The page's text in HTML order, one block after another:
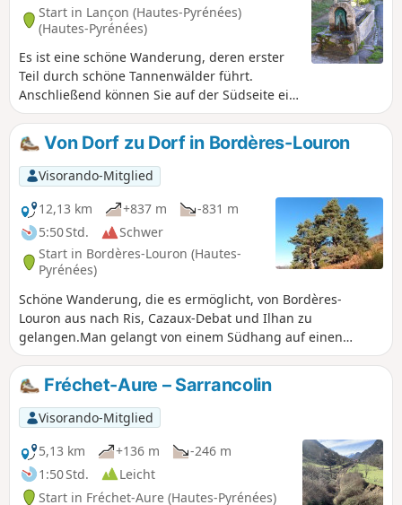
Start in Lançon (Hautes-Pyrénées)
(Hautes-Pyrénées)
Es ist eine schöne Wanderung, deren erster
Teil durch schöne Tannenwälder führt.
Anschließend können Sie auf der Südseite ein
herrliches Panorama auf das Aure-Tal
bewundern, nicht zu vergessen den
Höhepunkt der Wanderung, einen
unvergleichlichen Blick auf den Arbizon.
Von Dorf zu Dorf in Bordères-Louron
Visorando-Mitglied
12,13 km
+837 m
-831 m
5:50 Std.
Schwer
Start in Bordères-Louron (Hautes-
Pyrénées)
Schöne Wanderung, die es ermöglicht, von Bordères-
Louron aus nach Ris, Cazaux-Debat und Ilhan zu
gelangen.Man gelangt von einem Südhang auf einen
Nordhang und folgt dabei sehr schönen
Schotterwegen.Einige schöne Aussichtspunkte säumen
diese Route.Diese Wanderung sollte bei trockenem Wetter
und ohne starken Schneefall unternommen werden.Die
Wanderung ist als schwierig eingestuft, da zwischen den
Punkten (2) und (3) beispielsweise einige
Orientierungskenntnisse erforderlich sind.
Fréchet-Aure – Sarrancolin
Visorando-Mitglied
5,13 km
+136 m
-246 m
1:50 Std.
Leicht
Start in Fréchet-Aure (Hautes-Pyrénées)